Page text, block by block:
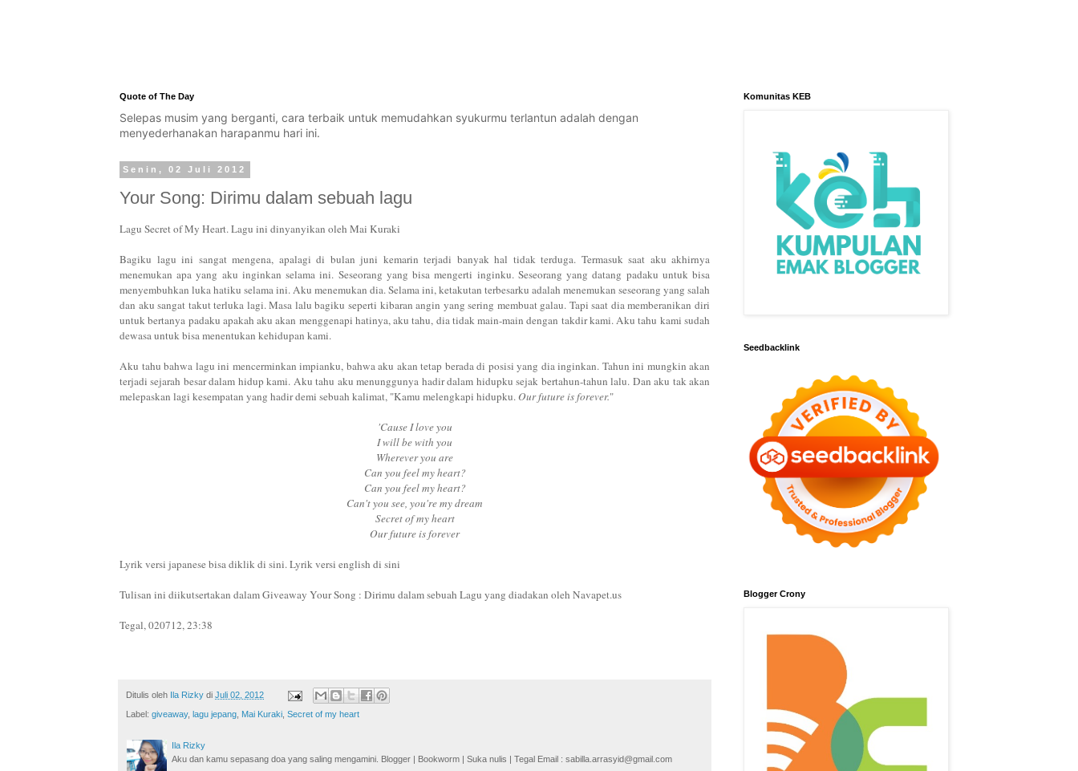
Quote of The Day
Selepas musim yang berganti, cara terbaik untuk memudahkan syukurmu terlantun adalah dengan
menyederhanakan harapanmu hari ini.
Senin, 02 Juli 2012
Your Song: Dirimu dalam sebuah lagu
Lagu Secret of My Heart. Lagu ini dinyanyikan oleh Mai Kuraki
Bagiku lagu ini sangat mengena, apalagi di bulan juni kemarin terjadi banyak hal tidak terduga. Termasuk saat aku akhirnya
menemukan apa yang aku inginkan selama ini. Seseorang yang bisa mengerti inginku. Seseorang yang datang padaku untuk bisa
menyembuhkan luka hatiku selama ini. Aku menemukan dia. Selama ini, ketakutan terbesarku adalah menemukan seseorang yang salah
dan aku sangat takut terluka lagi. Masa lalu bagiku seperti kibaran angin yang sering membuat galau. Tapi saat dia memberanikan diri
untuk bertanya padaku apakah aku akan menggenapi hatinya, aku tahu, dia tidak main-main dengan takdir kami. Aku tahu kami sudah
dewasa untuk bisa menentukan kehidupan kami.
Aku tahu bahwa lagu ini mencerminkan impianku, bahwa aku akan tetap berada di posisi yang dia inginkan. Tahun ini mungkin akan
terjadi sejarah besar dalam hidup kami. Aku tahu aku menunggunya hadir dalam hidupku sejak bertahun-tahun lalu. Dan aku tak akan
melepaskan lagi kesempatan yang hadir demi sebuah kalimat, "Kamu melengkapi hidupku.Our future is forever."
'Cause I love you
I will be with you
Wherever you are
Can you feel my heart?
Can you feel my heart?
Can't you see, you're my dream
Secret of my heart
Our future is forever
Lyrik versi japanese bisa diklik di sini. Lyrik versi english di sini
Tulisan ini diikutsertakan dalam Giveaway Your Song : Dirimu dalam sebuah Lagu yang diadakan oleh Navapet.us
Tegal, 020712, 23:38
Ditulis oleh Ila Rizky di Juli 02, 2012
Label: giveaway, lagu jepang, Mai Kuraki, Secret of my heart
Ila Rizky
Aku dan kamu sepasang doa yang saling mengamini. Blogger | Bookworm | Suka nulis | Tegal Email : sabilla.arrasyid@gmail.com
Komunitas KEB
Seedbacklink
Blogger Crony